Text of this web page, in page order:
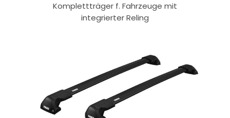
Komplettträger f. Fahrzeuge mit
integrierter Reling